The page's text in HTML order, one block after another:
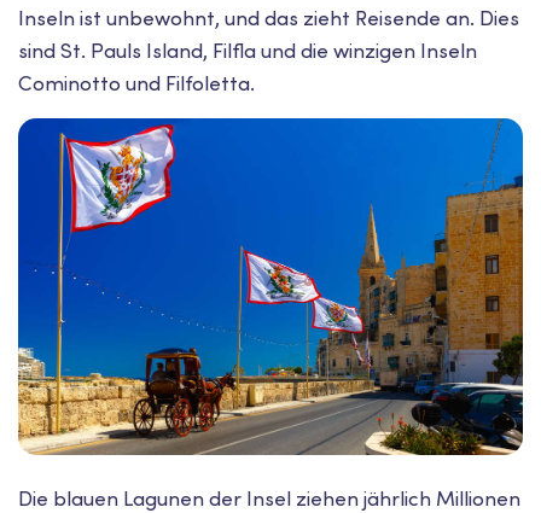
Inseln ist unbewohnt, und das zieht Reisende an. Dies
sind St. Pauls Island, Filfla und die winzigen Inseln
Cominotto und Filfoletta.
Die blauen Lagunen der Insel ziehen jährlich Millionen